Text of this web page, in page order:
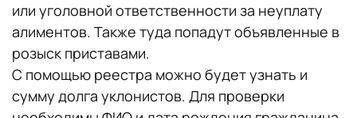
или уголовной ответственности за неуплату
алиментов. Также туда попадут объявленные в
розыск приставами.
С помощью реестра можно будет узнать и
сумму долга уклонистов. Для проверки